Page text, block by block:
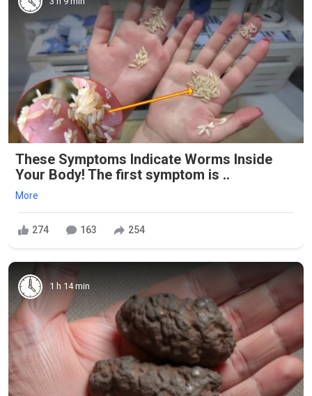
These Symptoms Indicate Worms Inside
Your Body! The first symptom is ..
More
274 163 254
1 h 14 min